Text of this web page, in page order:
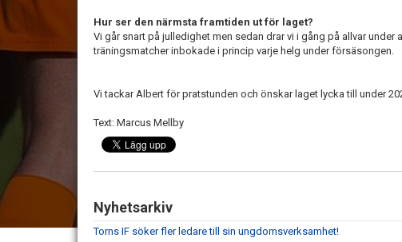
Hur ser den närmsta framtiden ut för laget?
Vi går snart på julledighet men sedan drar vi i gång på allvar under
träningsmatcher inbokade i princip varje helg under försäsongen.
Vi tackar Albert för pratstunden och önskar laget lycka till under
Text: Marcus Mellby
Nyhetsarkiv
Torns IF söker fler ledare till sin ungdomsverksamhet!